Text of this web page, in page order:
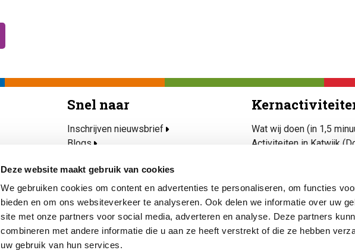
Deze website maakt gebruik van cookies
We gebruiken cookies om content en advertenties te personaliseren, om functies
bieden en om ons websiteverkeer te analyseren. Ook delen we informatie over uw
site met onze partners voor social media, adverteren en analyse. Deze partners
combineren met andere informatie die u aan ze heeft verstrekt of die ze hebben
uw gebruik van hun services.
Snel naar
Inschrijven nieuwsbrief
Blogs
Katwijk Rijd(t) Mee
Open eettafels
Ik heb nu hulp nodig
Wat wij doen (in 1,5
Activiteiten in Katwijk
Veilig, kansrijk en
Kunst & Cultuur